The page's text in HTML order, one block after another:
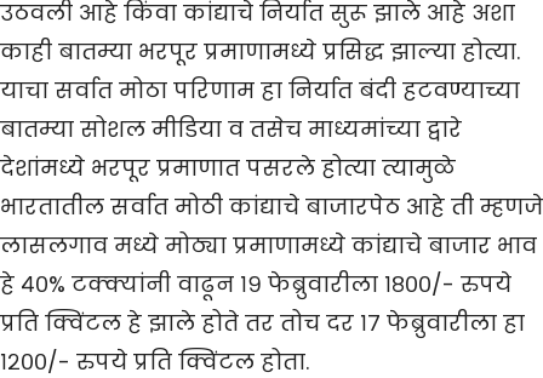
उठवली आहे किंवा कांद्याचे निर्यात सुरू झाले आहे अशा
काही बातम्या भरपूर प्रमाणामध्ये प्रसिद्ध झाल्या होत्या.
याचा सर्वात मोठा परिणाम हा निर्यात बंदी हटवण्याच्या
बातम्या सोशल मीडिया व तसेच माध्यमांच्या द्वारे
देशांमध्ये भरपूर प्रमाणात पसरले होत्या त्यामुळे
भारतातील सर्वात मोठी कांद्याचे बाजारपेठ आहे ती म्हणजे
लासलगाव मध्ये मोठ्या प्रमाणामध्ये कांद्याचे बाजार भाव
हे ४०% टक्क्यांनी वाढून १९ फेब्रुवारीला १८००/- रुपये
प्रति क्विंटल हे झाले होते तर तोच दर १७ फेब्रुवारीला हा
१२००/- रुपये प्रति क्विंटल होता.